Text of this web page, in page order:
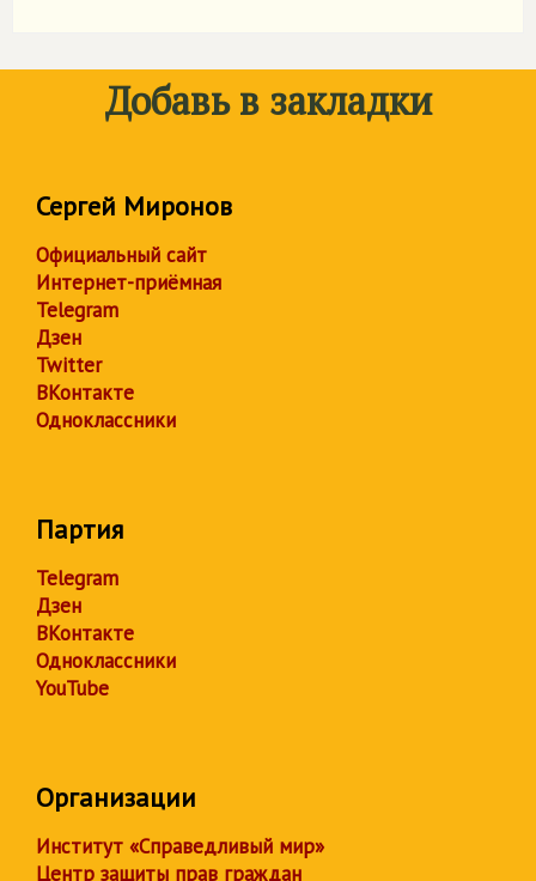
Добавь в закладки
Сергей Миронов
Официальный сайт
Интернет-приёмная
Telegram
Дзен
Twitter
ВКонтакте
Одноклассники
Партия
Telegram
Дзен
ВКонтакте
Одноклассники
YouTube
Организации
Институт «Справедливый мир»
Центр защиты прав граждан